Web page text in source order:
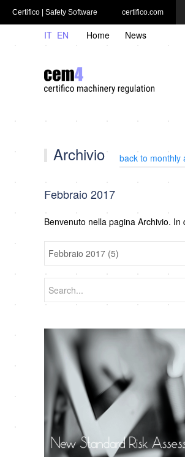
Certifico | Safety Software certifico.com
IT EN Home News
Archivio back to monthly
Febbraio 2017
Benvenuto nella pagina Archivio.